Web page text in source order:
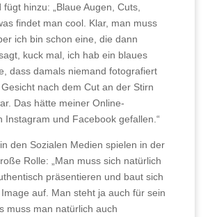
hinzu: „Blaue Augen, Cuts,
findet man cool. Klar, man muss
ich bin schon eine, die dann
kuck mal, ich hab ein blaues
dass damals niemand fotografiert
nach dem Cut an der Stirn
Das hätte meiner Online-
Instagram und Facebook gefallen.“
den Sozialen Medien spielen in der
Rolle: „Man muss sich natürlich
präsentieren und baut sich
auf. Man steht ja auch für sein
muss man natürlich auch